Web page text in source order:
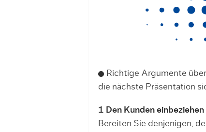
Richtige Argumente
die nächste Präsentation
1 Den Kunden einbeziehen
Bereiten Sie denjenigen,